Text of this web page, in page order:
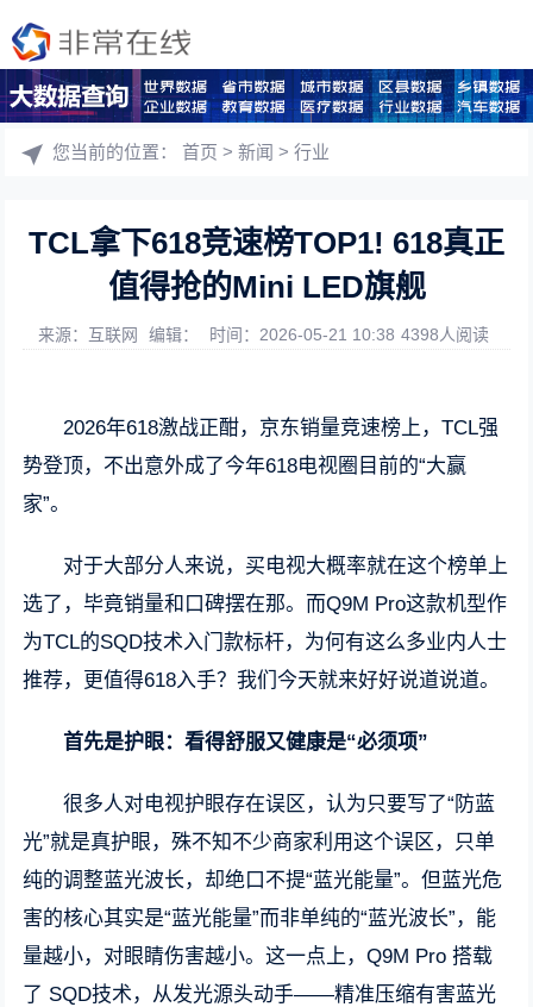
您当前的位置：首页 >新闻 >行业
TCL拿下618竞速榜TOP1! 618真正
值得抢的Mini LED旗舰
来源：互联网 编辑： 时间：2026-05-21 10:38 4398人阅读
2026年618激战正酣，京东销量竞速榜上，TCL强
势登顶，不出意外成了今年618电视圈目前的“大赢
家”。
对于大部分人来说，买电视大概率就在这个榜单上
选了，毕竟销量和口碑摆在那。而Q9M Pro这款机型作
为TCL的SQD技术入门款标杆，为何有这么多业内人士
推荐，更值得618入手？我们今天就来好好说道说道。
首先是护眼：看得舒服又健康是“必须项”
很多人对电视护眼存在误区，认为只要写了“防蓝
光”就是真护眼，殊不知不少商家利用这个误区，只单
纯的调整蓝光波长，却绝口不提“蓝光能量”。但蓝光危
害的核心其实是“蓝光能量”而非单纯的“蓝光波长”，能
量越小，对眼睛伤害越小。这一点上，Q9M Pro 搭载
了 SQD技术，从发光源头动手——精准压缩有害蓝光